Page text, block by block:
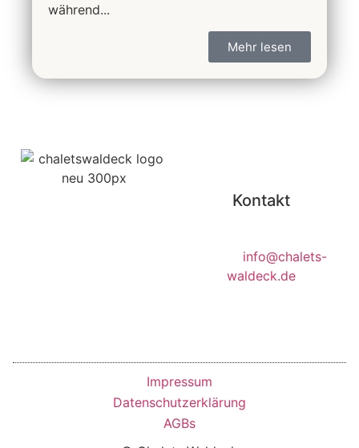
während...
Mehr lesen
Kontakt
info@chalets-
waldeck.de
Impressum
Datenschutzerklärung
AGBs